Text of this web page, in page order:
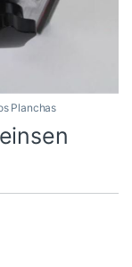
Planchas